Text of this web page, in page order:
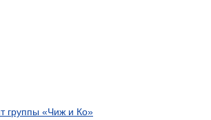
группы «Чиж и Ко»